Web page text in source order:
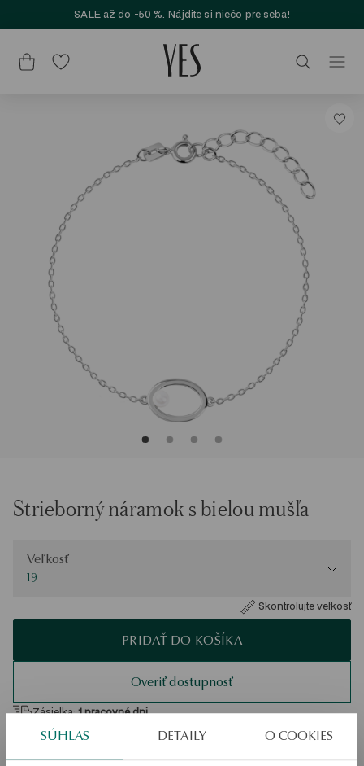
SÚHLAS DETAILY O COOKIES
SALE až do -50 %. Nájdite si niečo pre seba!
Strieborný náramok s bielou mušľa
Veľkosť
19
Skontrolujte veľkosť
PRIDAŤ DO KOŠÍKA
Overiť dostupnosť
Zásielka:1pracovné dni
Doprava zdarma od 70 EUR